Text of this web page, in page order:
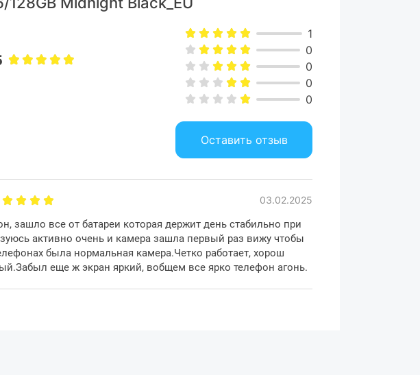
фотография на новом уровне
14предлагает современную систему камер, которая
108 МП гарантирует четкость даже при увеличении, а
сенсоры обеспечивают разнообразные творческие
портретный режим, макросъемка и ночные кадры станут
доступными для каждого.
1
0
0
0
0
Оставить отзыв
03.02.2025
зашло все от батареи которая держит день стабильно при
активно очень и камера зашла первый раз вижу чтобы
была нормальная камера.Четко работает, хорош
еще ж экран яркий, вобщем все ярко телефон агонь.